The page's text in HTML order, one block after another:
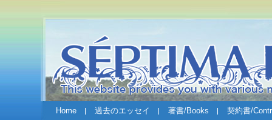
Home 過去のエッセイ 著書/Books 契約書/